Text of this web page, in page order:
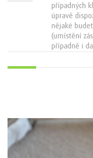
případných
úpravě
nějaké
(umístění
případně i